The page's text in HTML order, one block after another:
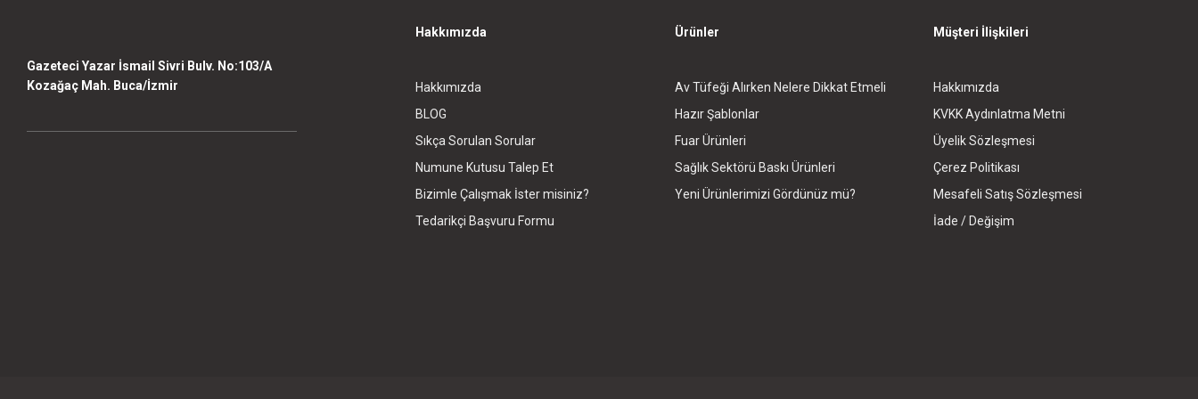
Gazeteci Yazar İsmail Sivri Bulv. No:103/A
Kozağaç Mah. Buca/İzmir
Hakkımızda
Hakkımızda
BLOG
Sıkça Sorulan Sorular
Numune Kutusu Talep Et
Bizimle Çalışmak İster misiniz?
Tedarikçi Başvuru Formu
Ürünler
Av Tüfeği Alırken Nelere Dikkat Etmeli
Hazır Şablonlar
Fuar Ürünleri
Sağlık Sektörü Baskı Ürünleri
Yeni Ürünlerimizi Gördünüz mü?
Müşteri İlişkileri
Hakkımızda
KVKK Aydınlatma Metni
Üyelik Sözleşmesi
Çerez Politikası
Mesafeli Satış Sözleşmesi
İade / Değişim